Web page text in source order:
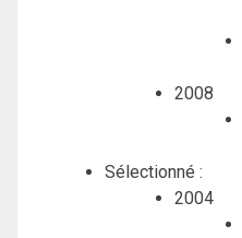
2008
Sélectionné :
2004